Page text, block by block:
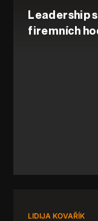
Leadership
firemních
LIDIJA KOVAŘÍK